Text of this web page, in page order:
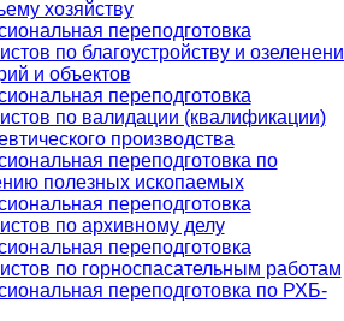
хозяйству
переподготовка
по благоустройству и
и объектов
переподготовка
по валидации (квалификации)
производства
переподготовка по
полезных ископаемых
переподготовка
по архивному делу
переподготовка
по горноспасательным работам
переподготовка по РХБ-